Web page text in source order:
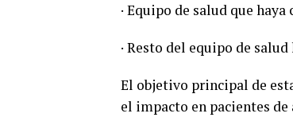
· Equipo de salud que
· Resto del equipo de salud
El objetivo principal de
el impacto en pacientes